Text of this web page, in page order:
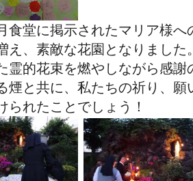
食堂に掲示されたマリア様へ
え、素敵な花園となりました
霊的花束を燃やしながら感
煙と共に、私たちの祈り、願
られたことでしょう！